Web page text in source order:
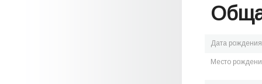
Дата рождения
Место